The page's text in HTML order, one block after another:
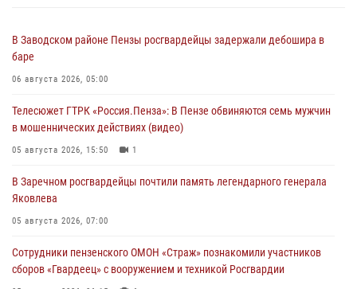
В Заводском районе Пензы росгвардейцы задержали дебошира в
баре
06 августа 2026, 05:00
Телесюжет ГТРК «Россия.Пенза»: В Пензе обвиняются семь мужчин
в мошеннических действиях (видео)
05 августа 2026, 15:50 1
В Заречном росгвардейцы почтили память легендарного генерала
Яковлева
05 августа 2026, 07:00
Сотрудники пензенского ОМОН «Страж» познакомили участников
сборов «Гвардеец» с вооружением и техникой Росгвардии